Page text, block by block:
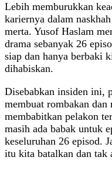
Lebih memburukkan
kariernya dalam
merta. Yusof Haslam
drama sebanyak 26
siap dan hanya berbaki
dihabiskan.
Disebabkan insiden ini,
membuat rombakan dan
membabitkan pelakon
masih ada babak untuk
keseluruhan 26 episod.
itu kita batalkan dan tak